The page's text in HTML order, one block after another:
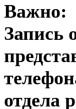
Важно:
Запись
отдела